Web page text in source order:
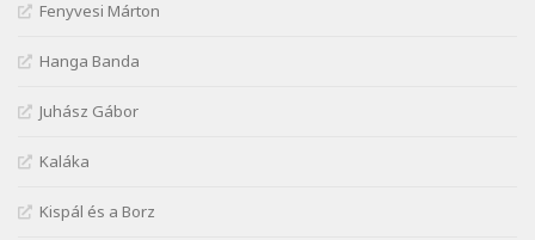
Szélkiáltó
Szélkiáltó
Márai Sándor: A világ füst
Márai Sándor: Ámen
Fenyvesi Márton
Hanga Banda
Juhász Gábor
Kaláka
Kispál és a Borz